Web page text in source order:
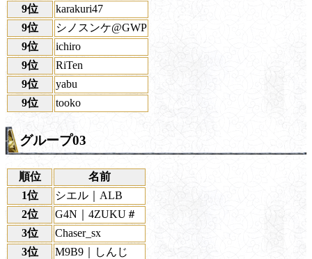
9位
karakuri47
9位
シノスンケ@GWP
9位
ichiro
9位
RiTen
9位
yabu
9位
tooko
グループ03
順位
名前
1位
シエル｜ALB
2位
G4N｜4ZUKU＃
3位
Chaser_sx
3位
M9B9｜しんじ